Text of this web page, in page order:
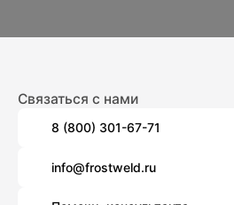
Связаться с нами
8 (800) 301-67-71
info@frostweld.ru